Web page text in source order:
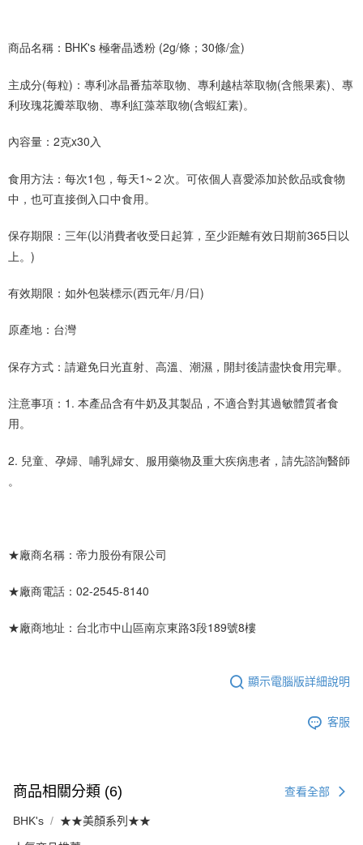
商品名稱：BHK's 極奢晶透粉 (2g/條；30條/盒)
主成分(每粒)：專利冰晶番茄萃取物、專利越桔萃取物(含熊果素)、專
利玫瑰花瓣萃取物、專利紅藻萃取物(含蝦紅素)。
內容量：2克x30入
食用方法：每次1包，每天1~２次。可依個人喜愛添加於飲品或食物
中，也可直接倒入口中食用。
保存期限：三年(以消費者收受日起算，至少距離有效日期前365日以
上。)
有效期限：如外包裝標示(西元年/月/日)
原產地：台灣
保存方式：請避免日光直射、高溫、潮濕，開封後請盡快食用完畢。
注意事項：1. 本產品含有牛奶及其製品，不適合對其過敏體質者食
用。
2. 兒童、孕婦、哺乳婦女、服用藥物及重大疾病患者，請先諮詢醫師
。
★廠商名稱：帝力股份有限公司
★廠商電話：02-2545-8140
★廠商地址：台北市中山區南京東路3段189號8樓
顯示電腦版詳細說明
客服
商品相關分類 (6) 查看全部
BHK's ★★美顏系列★★